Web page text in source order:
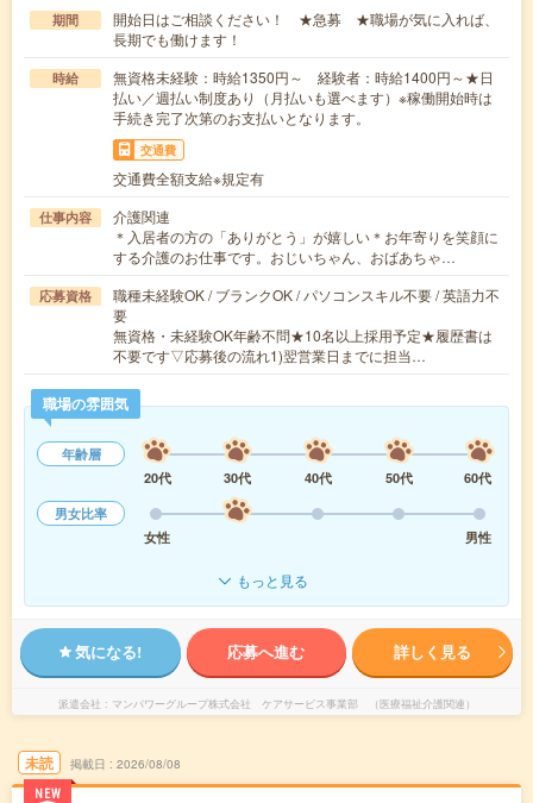
期間
開始日はご相談ください！ ★急募 ★職場が気に入れば、
長期でも働けます！
時給
無資格未経験：時給1350円～ 経験者：時給1400円～★日
払い／週払い制度あり（月払いも選べます）※稼働開始時は
手続き完了次第のお支払いとなります。
交通費
交通費全額支給※規定有
仕事内容
介護関連
＊入居者の方の「ありがとう」が嬉しい＊お年寄りを笑顔に
する介護のお仕事です。おじいちゃん、おばあちゃ…
応募資格
職種未経験OK / ブランクOK / パソコンスキル不要 / 英語力不
要
無資格・未経験OK年齢不問★10名以上採用予定★履歴書は
不要です▽応募後の流れ1)翌営業日までに担当…
職場の雰囲気
年齢層
20代
30代 40代 50代
60代
男女比率
女性
男性
もっと見る
気になる! 応募へ進む 詳しく見る
派遣会社 マンパワーグループ株式会社 ケアサービス事業部 （医療福祉介護関連）
未読
NEW
掲載日 2026/08/08